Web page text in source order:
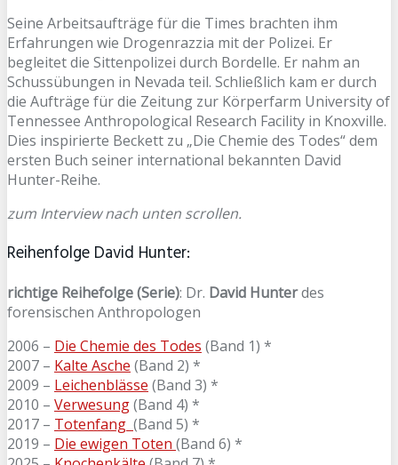
Seine Arbeitsaufträge für die Times brachten ihm
Erfahrungen wie Drogenrazzia mit der Polizei. Er
begleitet die Sittenpolizei durch Bordelle. Er nahm an
Schussübungen in Nevada teil. Schließlich kam er durch
die Aufträge für die Zeitung zur Körperfarm University of
Tennessee Anthropological Research Facility in Knoxville.
Dies inspirierte Beckett zu „Die Chemie des Todes“ dem
ersten Buch seiner international bekannten David
Hunter-Reihe.
zum Interview nach unten scrollen.
Reihenfolge David Hunter:
richtige Reihefolge (Serie): Dr. David Hunterdes
forensischen Anthropologen
2006 – Die Chemie des Todes (Band 1) *
2007 – Kalte Asche (Band 2) *
2009 – Leichenblässe (Band 3) *
2010 – Verwesung(Band 4) *
2017 – Totenfang (Band 5) *
2019 – Die ewigen Toten (Band 6) *